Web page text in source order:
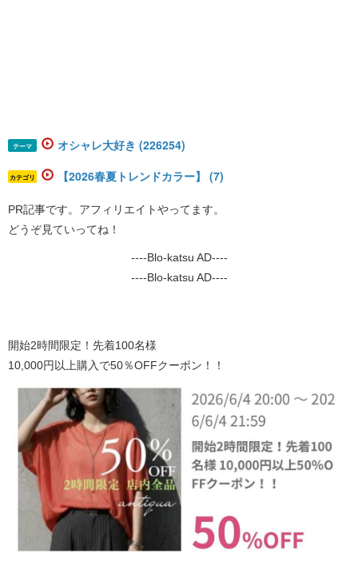
テーマ オシャレ大好き (226254)
カテゴリ 【2026春夏トレンドカラー】 (7)
PR記事です。アフィリエイトやってます。
どうぞ見ていってね！
----Blo-katsu AD----
----Blo-katsu AD----
開始2時間限定！先着100名様
10,000円以上購入で50％OFFクーポン！！